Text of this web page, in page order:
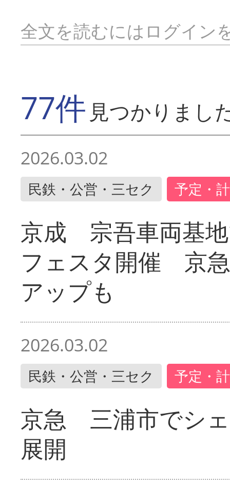
全文を読むにはログイン
77件 見つかりまし
2026.03.02
民鉄・公営・三セク 予定・
京成 宗吾車両基
フェスタ開催 京
アップも
2026.03.02
民鉄・公営・三セク 予定・
京急 三浦市でシ
展開